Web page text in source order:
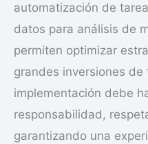
automatización de
datos para análisis de
permiten optimizar
grandes inversiones
implementación debe
responsabilidad,
garantizando una